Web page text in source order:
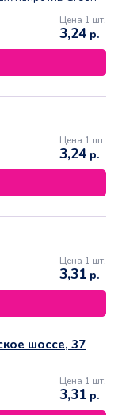
Цена 1 шт.
3,24 р.
Цена 1 шт.
3,24 р.
Цена 1 шт.
3,31 р.
шоссе, 37
Цена 1 шт.
3,31 р.